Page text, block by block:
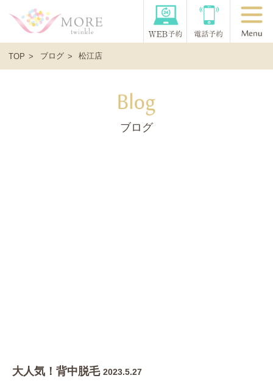
TOP ブログ 松江店
ブログ
大人気！背中脱毛 2023.5.27